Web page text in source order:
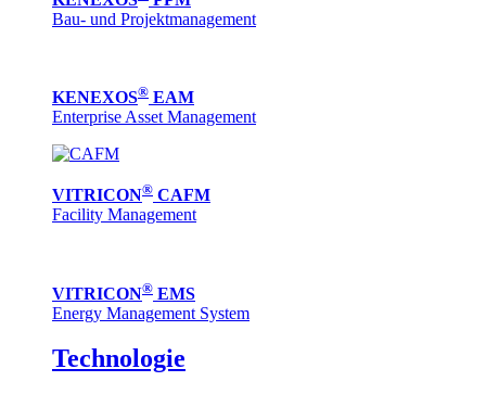
Bau- und Projektmanagement
KENEXOS® EAM
Enterprise Asset Management
VITRICON® CAFM
Facility Management
VITRICON® EMS
Energy Management System
Technologie